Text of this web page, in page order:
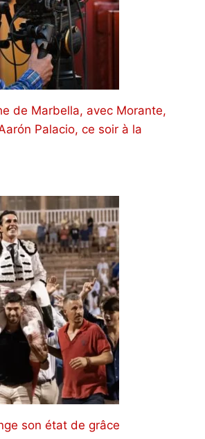
de Marbella, avec Morante,
Palacio, ce soir à la
son état de grâce